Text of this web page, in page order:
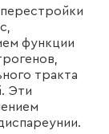
функции
тракта
Эти